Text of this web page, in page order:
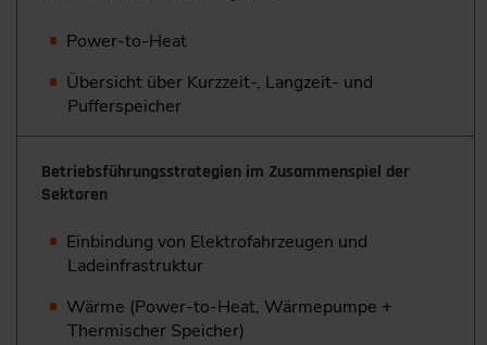
Power-to-Heat
Übersicht über Kurzzeit-, Langzeit- und
Pufferspeicher
Betriebsführungsstrategien im Zusammenspiel der
Sektoren
Einbindung von Elektrofahrzeugen und
Ladeinfrastruktur
Wärme (Power-to-Heat, Wärmepumpe +
Thermischer Speicher)